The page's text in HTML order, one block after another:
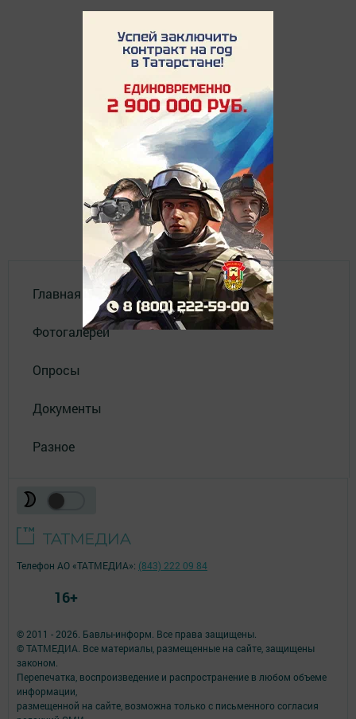
Главная
Фотогалереи
Опросы
Документы
Разное
© 2011 - 2026. Бавлы-информ. Все права защищены.
© ТАТМЕДИА. Все материалы, размещенные на сайте, защищены
законом.
Перепечатка, воспроизведение и распространение в любом объеме
информации,
размещенной на сайте, возможна только с письменного согласия
Телефон АО «ТАТМЕДИА»: (843) 222 09 84
16+